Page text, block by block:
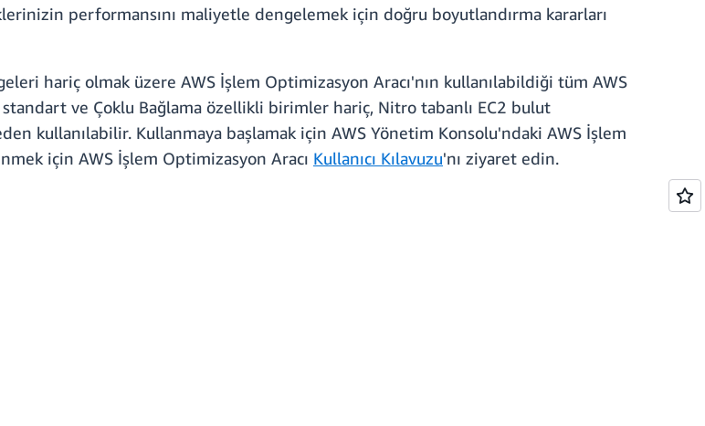
performansını maliyetle dengelemek için doğru boyutlandırma kararları
hariç olmak üzere AWS İşlem Optimizasyon Aracı'nın kullanılabildiği tüm AWS
ve Çoklu Bağlama özellikli birimler hariç, Nitro tabanlı EC2 bulut
kullanılabilir. Kullanmaya başlamak için AWS Yönetim Konsolu'ndaki AWS İşlem
için AWS İşlem Optimizasyon Aracı Kullanıcı Kılavuzu'nı ziyaret edin.